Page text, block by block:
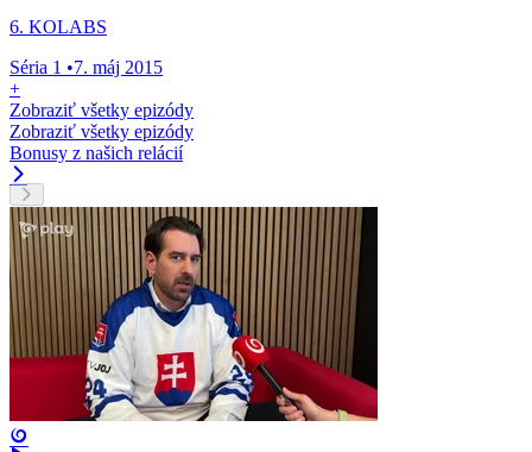
6. KOLABS
Séria 1 •7. máj 2015
+
Zobraziť všetky epizódy
Zobraziť všetky epizódy
Bonusy z našich relácií